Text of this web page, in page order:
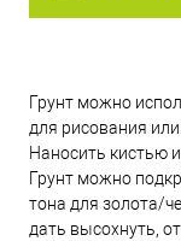
Грунт можно
для рисования
Наносить кистью
Грунт можно
тона для золота/
дать высохнуть,